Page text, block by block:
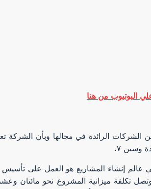
اليوتيوب من هنا
الرائدة في مجالها وبأن الشركة
وسين ٧.
إنشاء المشاريع هو العمل على
تكلفة ميزانية المشروع نحو مائتان